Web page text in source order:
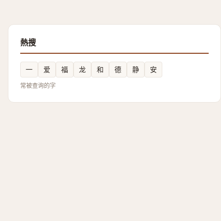
熱搜
一 爱 福 龙 和 德 静 安
常被查询的字